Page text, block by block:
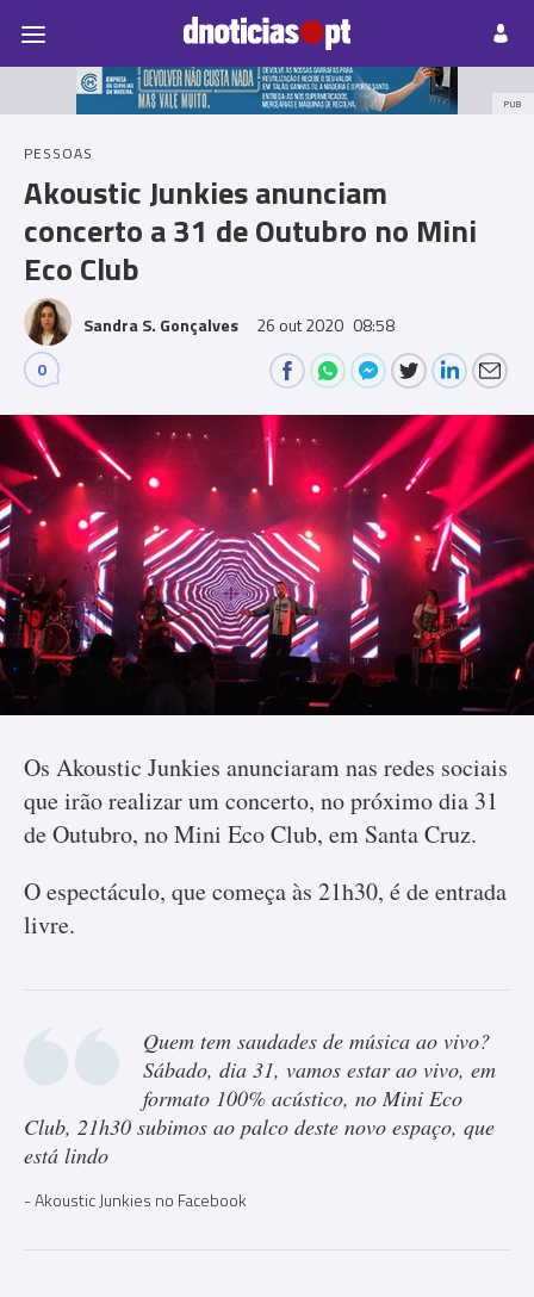
Prazeres Paisagens
PUB
PESSOAS
Akoustic Junkies anunciam
concerto a 31 de Outubro no Mini
Eco Club
Sandra S. Gonçalves 26 out 2020 08:58
0
Os Akoustic Junkies anunciaram nas redes sociais
que irão realizar um concerto, no próximo dia 31
de Outubro, no Mini Eco Club, em Santa Cruz.
O espectáculo, que começa às 21h30, é de entrada
livre.
Quem tem saudades de música ao vivo?
Sábado, dia 31, vamos estar ao vivo, em
formato 100% acústico, no Mini Eco
Club, 21h30 subimos ao palco deste novo espaço, que
está lindo
Akoustic Junkies no Facebook